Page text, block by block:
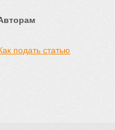
подать статью